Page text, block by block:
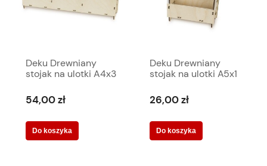
Deku Drewniany
stojak na ulotki A4x3
570245
54,00 zł
Do koszyka
Deku Drewniany
stojak na ulotki A5x1
cm 570023
26,00 zł
Do koszyka